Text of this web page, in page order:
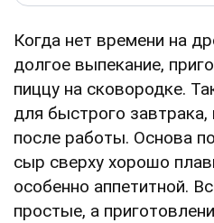
Когда нет времени на
долгое выпекание,
пиццу на сковородке.
для быстрого завтрака,
после работы. Основа
сыр сверху хорошо
особенно аппетитной.
простые, а